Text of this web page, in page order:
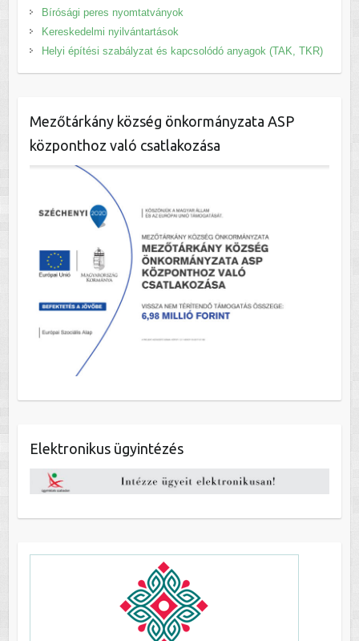
Bírósági peres nyomtatványok
Kereskedelmi nyilvántartások
Helyi építési szabályzat és kapcsolódó anyagok (TAK, TKR)
Mezőtárkány község önkormányzata ASP
központhoz való csatlakozása
Elektronikus ügyintézés